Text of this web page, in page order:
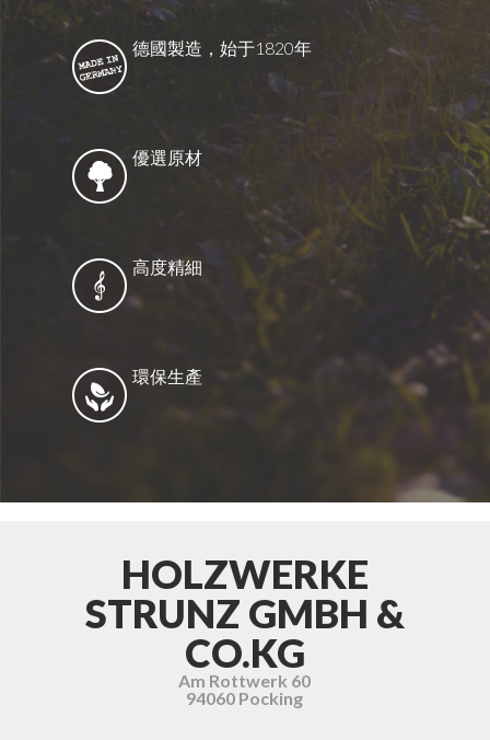
德國製造，始于1820年
優選原材
高度精細
環保生產
HOLZWERKE
STRUNZ GMBH &
CO.KG
Am Rottwerk 60
94060 Pocking